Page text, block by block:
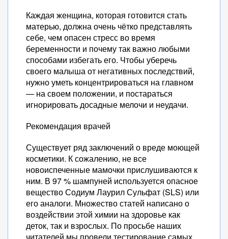
Каждая женщина, которая готовится стать
матерью, должна очень чётко представлять
себе, чем опасен стресс во время
беременности и почему так важно любыми
способами избегать его. Чтобы уберечь
своего малыша от негативных последствий,
нужно уметь концентрироваться на главном
— на своем положении, и постараться
игнорировать досадные мелочи и неудачи.
Рекомендация врачей
Существует ряд заключений о вреде моющей
косметики. К сожалению, не все
новоиспеченные мамочки прислушиваются к
ним. В 97 % шампуней используется опасное
вещество Содиум Лаурил Сульфат (SLS) или
его аналоги. Множество статей написано о
воздействии этой химии на здоровье как
деток, так и взрослых. По просьбе наших